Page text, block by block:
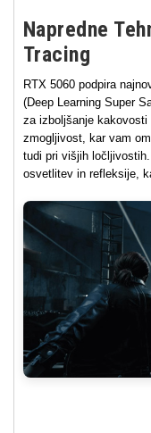
Napredne
Tracing
RTX 5060 podpira
(Deep Learning Super
za izboljšanje
zmogljivost, kar vam
tudi pri višjih
osvetlitev in refleksije,